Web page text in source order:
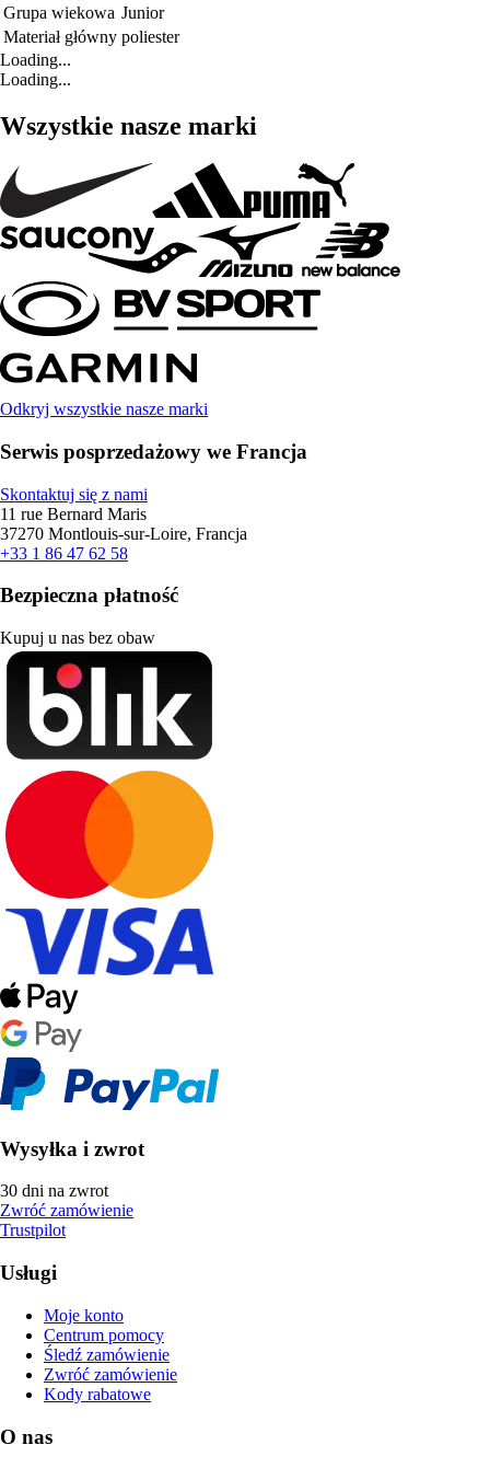
Grupa wiekowa Junior
Materiał główny poliester
Loading...
Loading...
Wszystkie nasze marki
Odkryj wszystkie nasze marki
Serwis posprzedażowy we Francja
Skontaktuj się z nami
11 rue Bernard Maris
37270 Montlouis-sur-Loire, Francja
+33 1 86 47 62 58
Bezpieczna płatność
Kupuj u nas bez obaw
Wysyłka i zwrot
30 dni na zwrot
Zwróć zamówienie
Trustpilot
Usługi
Moje konto
Centrum pomocy
Śledź zamówienie
Zwróć zamówienie
Kody rabatowe
O nas